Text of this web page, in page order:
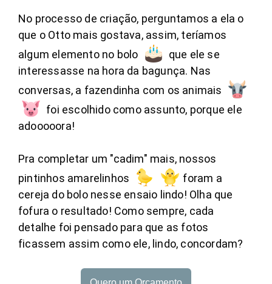
No processo de criação, perguntamos a ela o
que o Otto mais gostava, assim, teríamos
algum elemento no bolo
que ele se
interessasse na hora da bagunça. Nas
conversas, a fazendinha com os animais
foi escolhido como assunto, porque ele
adooooora!
Pra completar um "cadim" mais, nossos
pintinhos amarelinhos
foram a
cereja do bolo nesse ensaio lindo! Olha que
fofura o resultado! Como sempre, cada
detalhe foi pensado para que as fotos
ficassem assim como ele, lindo, concordam?